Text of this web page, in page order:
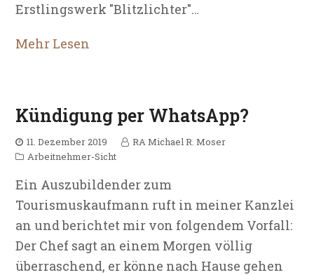
Erstlingswerk "Blitzlichter"…
Mehr Lesen
Kündigung per WhatsApp?
11. Dezember 2019
RA Michael R. Moser
Arbeitnehmer-Sicht
Ein Auszubildender zum
Tourismuskaufmann ruft in meiner Kanzlei
an und berichtet mir von folgendem Vorfall:
Der Chef sagt an einem Morgen völlig
überraschend, er könne nach Hause gehen